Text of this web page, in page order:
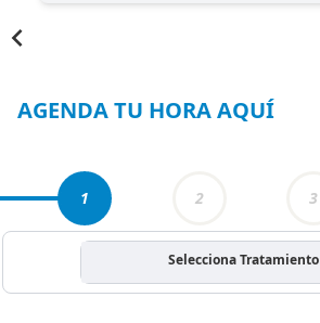
AGENDA TU HORA AQUÍ
1 2 3
Selecciona Tratamiento